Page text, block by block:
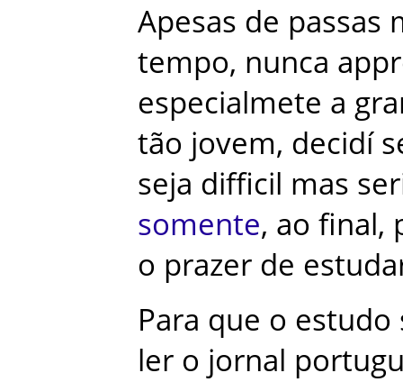
Apesas de passas
tempo, nunca
especialmete a
tão jovem, decidí
seja difficil mas
somente, ao final,
o prazer de
Para que o estudo
ler o jornal